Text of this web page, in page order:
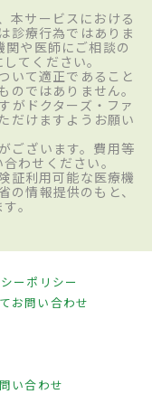
泌を抑える
を保護する
ピロリ菌の
その除菌を
プロトンポン
る方法が一般
気試験を実
次除菌を行
の原因にな
している場
からの出血
本サービスにおける
診療行為ではありま
や医師にご相談の
てください。
いて適正であること
のではありません。
がドクターズ・ファ
だけますようお願い
ございます。費用等
わせください。
証利用可能な医療機
情報提供のもと、
。
ーポリシー
お問い合わせ
い合わせ